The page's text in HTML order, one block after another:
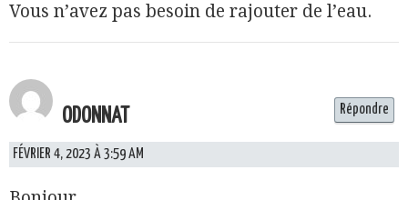
Vous n’avez pas besoin de rajouter de l’eau.
ODONNAT
FÉVRIER 4, 2023 À 3:59 AM
Répondre